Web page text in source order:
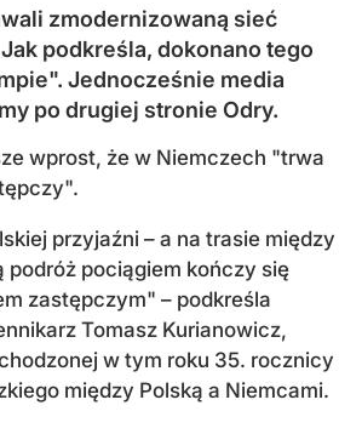
zmodernizowaną sieć
podkreśla, dokonano tego
Jednocześnie media
po drugiej stronie Odry.
wprost, że w Niemczech "trwa
przyjaźni – a na trasie między
podróż pociągiem kończy się
zastępczym" – podkreśla
Tomasz Kurianowicz,
w tym roku 35. rocznicy
między Polską a Niemcami.